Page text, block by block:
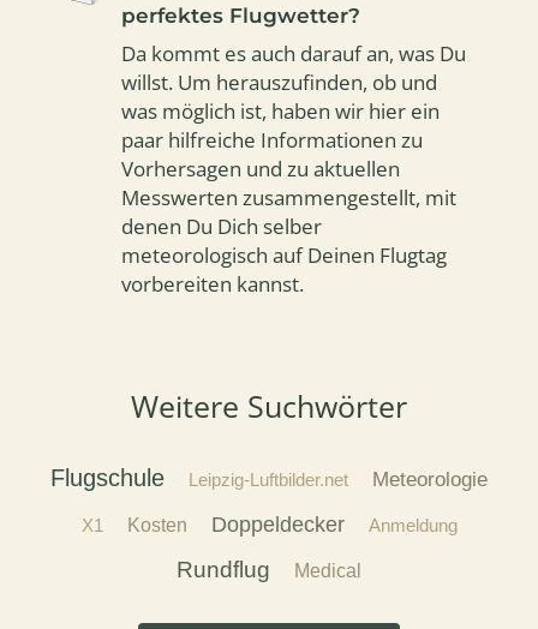
perfektes Flugwetter?
Da kommt es auch darauf an, was Du
willst. Um herauszufinden, ob und
was möglich ist, haben wir hier ein
paar hilfreiche Informationen zu
Vorhersagen und zu aktuellen
Messwerten zusammengestellt, mit
denen Du Dich selber
meteorologisch auf Deinen Flugtag
vorbereiten kannst.
Weitere Suchwörter
Flugschule Leipzig-Luftbilder.net Meteorologie
X1 Kosten Doppeldecker Anmeldung
Rundflug Medical